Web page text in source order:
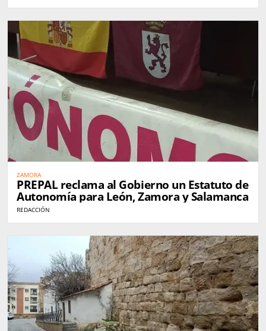
ZAMORA
PREPAL reclama al Gobierno un Estatuto de
Autonomía para León, Zamora y Salamanca
REDACCIÓN